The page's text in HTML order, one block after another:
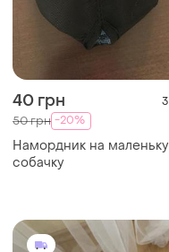
40 грн 3
50 грн -20%
Намордник на маленьку
собачку